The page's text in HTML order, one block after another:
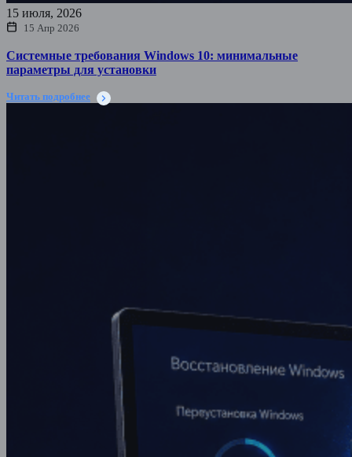
15 июля, 2026
15 Апр 2026
Системные требования Windows 10: минимальные
параметры для установки
Читать подробнее